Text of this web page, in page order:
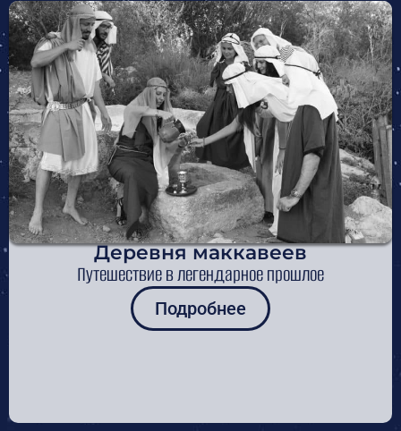
Деревня маккавеев
Путешествие в легендарное прошлое
Подробнее